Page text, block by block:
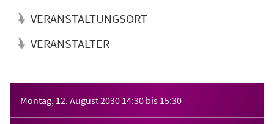
VERANSTALTUNGSORT
VERANSTALTER
Montag, 12. August 2030 14:30 bis 15:30